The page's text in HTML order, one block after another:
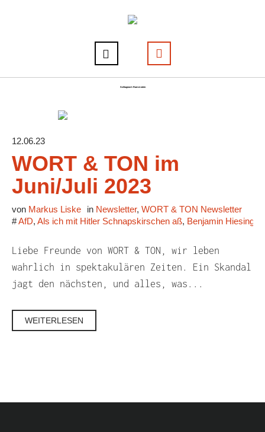
Schlagwort: Rammstein
12.06.23
WORT & TON im
Juni/Juli 2023
von Markus Liske in Newsletter, WORT & TON Newsletter
#AfD, Als ich mit Hitler Schnapskirschen aß, Benjamin Hiesinger
Liebe Freunde von WORT & TON, wir leben
wahrlich in spektakulären Zeiten. Ein Skandal
jagt den nächsten, und alles, was...
WEITERLESEN